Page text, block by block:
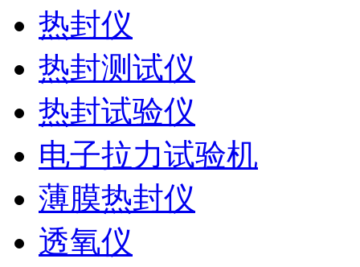
热封仪
热封测试仪
热封试验仪
电子拉力试验机
薄膜热封仪
透氧仪